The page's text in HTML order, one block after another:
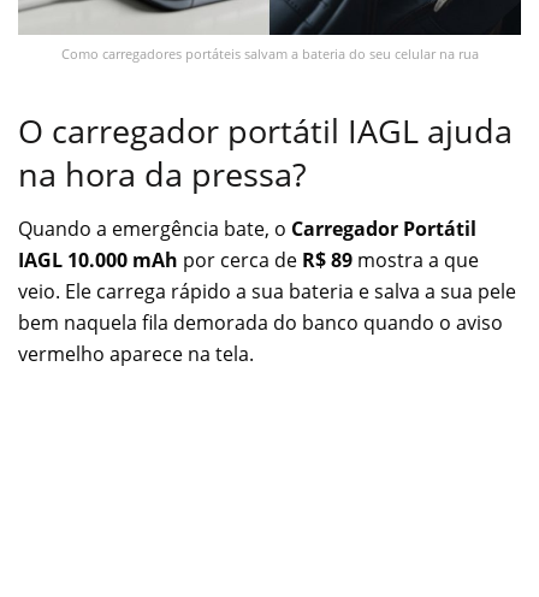
Como carregadores portáteis salvam a bateria do seu celular na rua
O carregador portátil IAGL ajuda
na hora da pressa?
Quando a emergência bate, o Carregador Portátil
IAGL 10.000 mAh por cerca de R$ 89 mostra a que
veio. Ele carrega rápido a sua bateria e salva a sua pele
bem naquela fila demorada do banco quando o aviso
vermelho aparece na tela.